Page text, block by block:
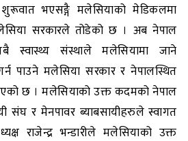
शुरूवात भएसङ्गै मलेसियाको मेडिकलमा
सरकारले तोडेको छ । अब नेपाल
स्वास्थ्य संस्थाले मलेसियामा जाने
पाउने मलेसिया सरकार र नेपालस्थित
छ । मलेसियाको उक्त कदमको नेपाल
संघ र मेनपावर ब्याबसायीहरुले स्वागत
राजेन्द्र भन्डारीले मलेसियाको उक्त